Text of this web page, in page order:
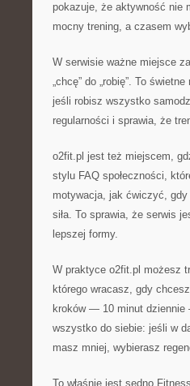
pokazuje, że aktywność nie
mocny trening, a czasem
W serwisie ważne miejsce
„chcę” do „robię”. To
jeśli robisz wszystko
regularności i sprawia, że
o2fit.pl jest też miejscem,
stylu FAQ społeczności,
motywacja, jak ćwiczyć,
siła. To sprawia, że serwis
lepszej formy.
W praktyce o2fit.pl możesz
którego wracasz, gdy
kroków — 10 minut dziennie
wszystko do siebie: jeśli w
masz mniej, wybierasz
To właśnie jest sedno